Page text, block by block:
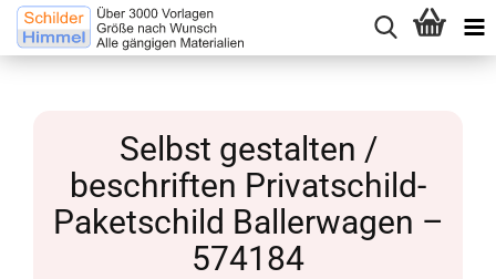
Selbst gestalten /
beschriften Privatschild-
Paketschild Ballerwagen –
574184